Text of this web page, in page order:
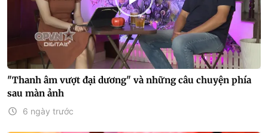
"Thanh âm vượt đại dương" và những câu chuyện phía
sau màn ảnh
6 ngày trước